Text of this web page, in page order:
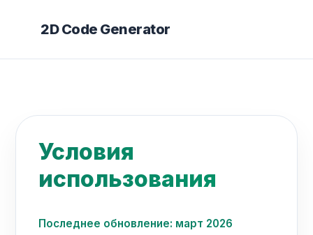
2D Code Generator
Условия
использования
Последнее обновление: март 2026